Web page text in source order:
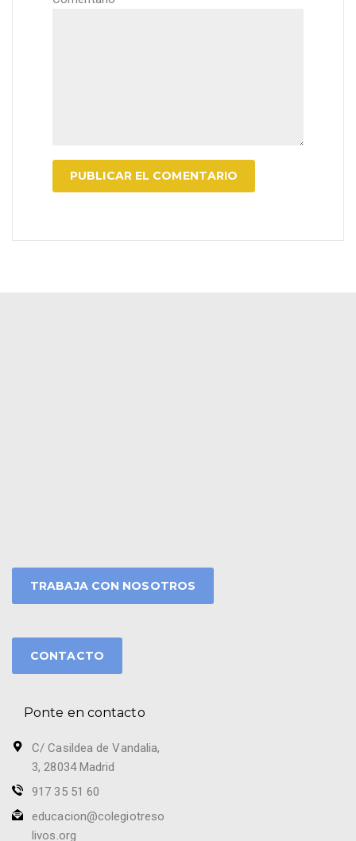
TRABAJA CON NOSOTROS
CONTACTO
Ponte en contacto
C/ Casildea de Vandalia,
3, 28034 Madrid
917 35 51 60
educacion@colegiotreso
livos.org